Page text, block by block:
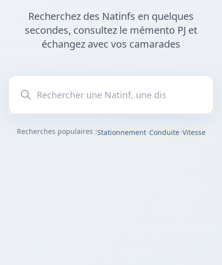
Recherchez des Natinfs en quelques
secondes, consultez le mémento PJ et
échangez avec vos camarades
Recherches populaires :Stationnement•Conduite•Vitesse